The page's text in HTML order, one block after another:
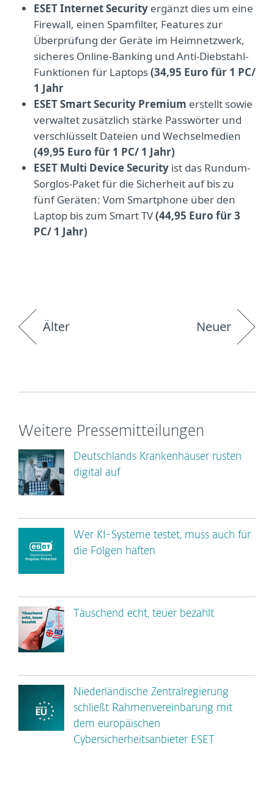
ESET Internet Security ergänzt dies um eine
Firewall, einen Spamfilter, Features zur
Überprüfung der Geräte im Heimnetzwerk,
sicheres Online-Banking und Anti-Diebstahl-
Funktionen für Laptops(34,95 Euro für 1 PC/
1 Jahr
ESET Smart Security Premium erstellt sowie
verwaltet zusätzlich stärke Passwörter und
verschlüsselt Dateien und Wechselmedien
(49,95 Euro für 1 PC/ 1 Jahr)
ESET Multi Device Security ist das Rundum-
Sorglos-Paket für die Sicherheit auf bis zu
fünf Geräten: Vom Smartphone über den
Laptop bis zum Smart TV(44,95 Euro für 3
PC/ 1 Jahr)
Älter Neuer
Weitere Pressemitteilungen
Deutschlands Krankenhäuser rüsten
digital auf
Wer KI-Systeme testet, muss auch für
die Folgen haften
Täuschend echt, teuer bezahlt
Niederländische Zentralregierung
schließt Rahmenvereinbarung mit
dem europäischen
Cybersicherheitsanbieter ESET